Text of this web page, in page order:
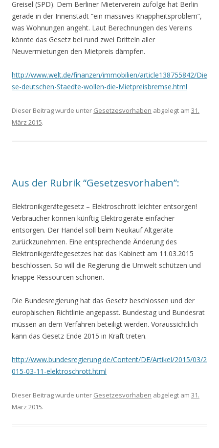
Greisel (SPD). Dem Berliner Mieterverein zufolge hat Berlin
gerade in der Innenstadt “ein massives Knappheitsproblem”,
was Wohnungen angeht. Laut Berechnungen des Vereins
könnte das Gesetz bei rund zwei Dritteln aller
Neuvermietungen den Mietpreis dämpfen.
http://www.welt.de/finanzen/immobilien/article138755842/Die
se-deutschen-Staedte-wollen-die-Mietpreisbremse.html
Dieser Beitrag wurde unter Gesetzesvorhaben abgelegt am 31.
März 2015.
Aus der Rubrik “Gesetzesvorhaben”:
Elektronikgerätegesetz – Elektroschrott leichter entsorgen!
Verbraucher können künftig Elektrogeräte einfacher
entsorgen. Der Handel soll beim Neukauf Altgeräte
zurückzunehmen. Eine entsprechende Änderung des
Elektronikgerätegesetzes hat das Kabinett am 11.03.2015
beschlossen. So will die Regierung die Umwelt schützen und
knappe Ressourcen schonen.
Die Bundesregierung hat das Gesetz beschlossen und der
europäischen Richtlinie angepasst. Bundestag und Bundesrat
müssen an dem Verfahren beteiligt werden. Voraussichtlich
kann das Gesetz Ende 2015 in Kraft treten.
http://www.bundesregierung.de/Content/DE/Artikel/2015/03/2
015-03-11-elektroschrott.html
Dieser Beitrag wurde unter Gesetzesvorhaben abgelegt am 31.
März 2015.